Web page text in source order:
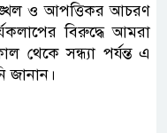
ও আপত্তিকর আচরণ
বিরুদ্ধে আমরা
থেকে সন্ধ্যা পর্যন্ত এ
জানান।